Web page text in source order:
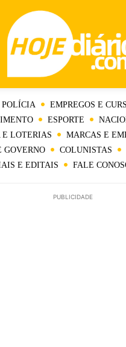
POLÍCIA
EMPREGOS E
ESPORTE
E LOTERIAS
MARCAS E
GOVERNO
COLUNISTAS
E EDITAIS
FALE
PUBLICIDADE